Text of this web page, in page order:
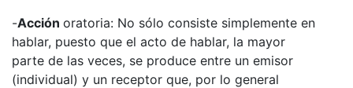
-Acción oratoria: No sólo consiste simplemente en
hablar, puesto que el acto de hablar, la mayor
parte de las veces, se produce entre un emisor
(individual) y un receptor que, por lo general